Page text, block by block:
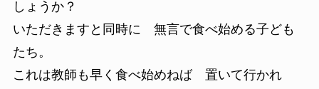
しょうか？
いただきますと同時に 無言で食べ始める子ども
たち。
これは教師も早く食べ始めねば 置いて行かれ